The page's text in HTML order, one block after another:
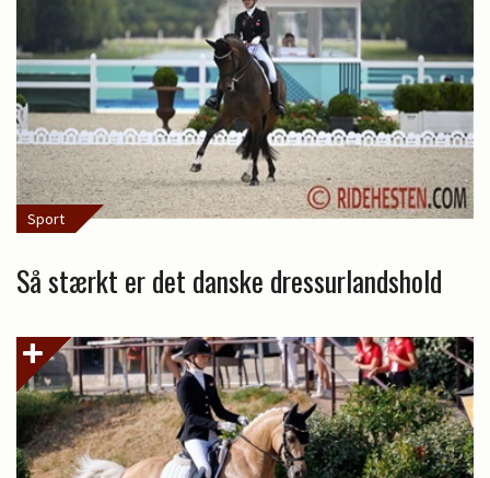
Sport
Så stærkt er det danske dressurlandshold